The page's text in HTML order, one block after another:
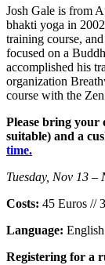
Josh Gale is from
bhakti yoga in
training course,
focused on a
accomplished his
organization
course with the
Please bring your
suitable) and a
time.
Tuesday, Nov 13 –
Costs: 45 Euros //
Language: English
Registering for a